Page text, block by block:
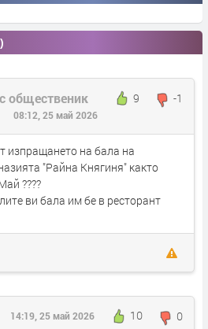
общественик 9 -1
08:12, 25 май 2026
изпращането на бала на
"Райна Княгиня" както
????
ви бала им бе в ресторант
10 0
14:19, 25 май 2026